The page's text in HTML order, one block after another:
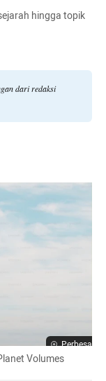
hingga topik
dari redaksi
Perbesar
Volumes